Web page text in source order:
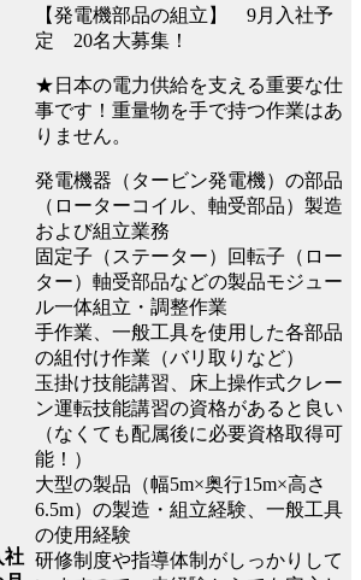
社
【発電機部品の組立】 9月入社予
定 20名大募集！
★日本の電力供給を支える重要な仕
事です！重量物を手で持つ作業はあ
りません。
発電機器（タービン発電機）の部品
（ローターコイル、軸受部品）製造
および組立業務
固定子（ステーター）回転子（ロー
ター）軸受部品などの製品モジュー
ル一体組立・調整作業
手作業、一般工具を使用した各部品
の組付け作業（バリ取りなど）
玉掛け技能講習、床上操作式クレー
ン運転技能講習の資格があると良い
（なくても配属後に必要資格取得可
能！）
大型の製品（幅5m×奥行15m×高さ
6.5m）の製造・組立経験、一般工具
の使用経験
研修制度や指導体制がしっかりして